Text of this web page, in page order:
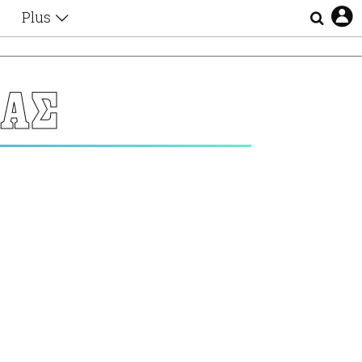
Plus
Αφιερώματα
Ζώδια